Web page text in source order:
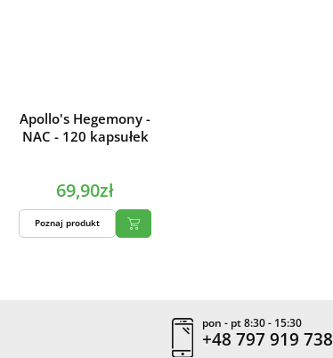
Apollo's Hegemony -
NAC - 120 kapsułek
69,90zł
Poznaj produkt
pon - pt 8:30 - 15:30
+48 797 919 738